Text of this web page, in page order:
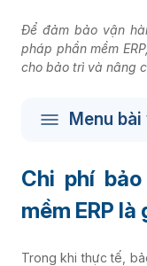
Để đảm bảo vận
pháp phần mềm
cho bảo trì và nâng
Menu
Chi phí
mềm ERP là
Trong khi thực tế,